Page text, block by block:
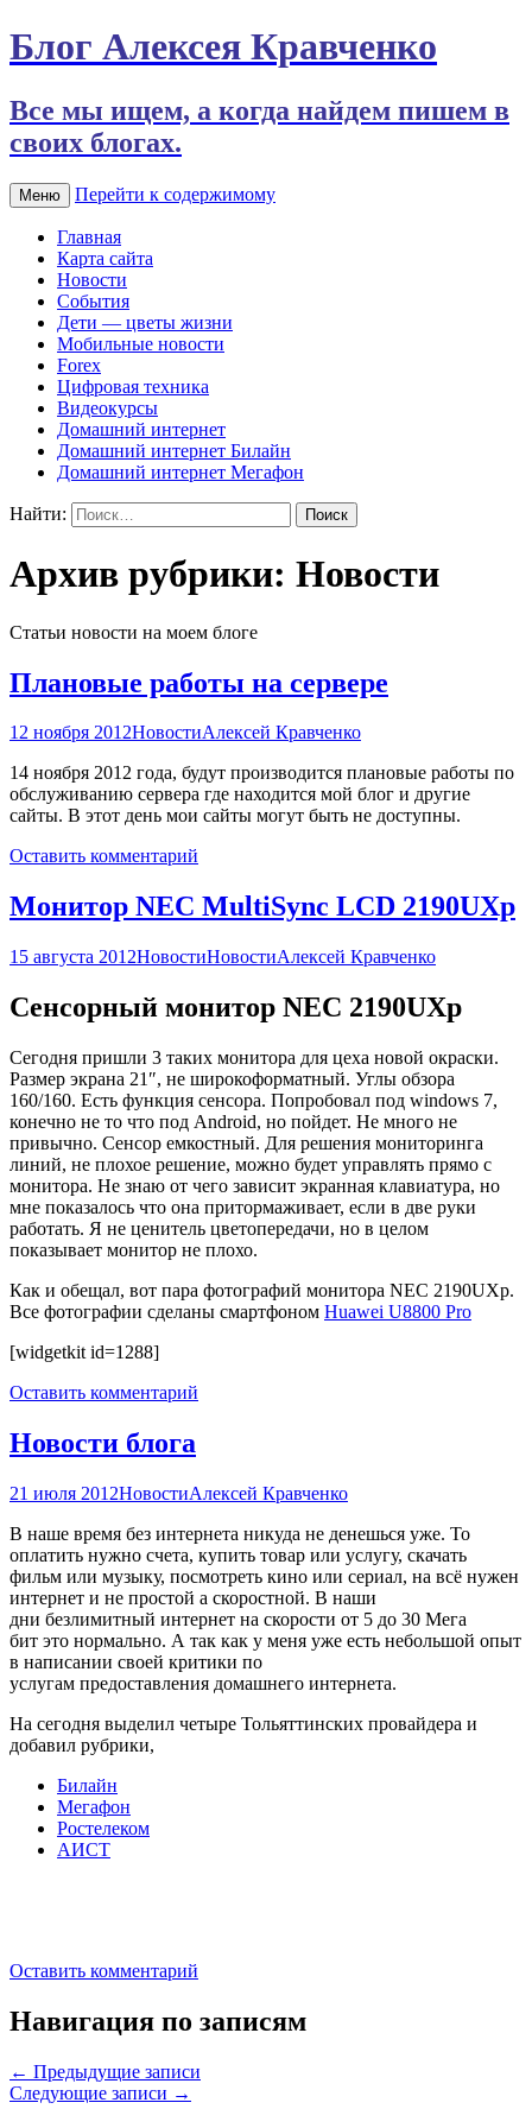
Блог Алексея Кравченко
Все мы ищем, а когда найдем пишем в
своих блогах.
Меню Перейти к содержимому
Главная
Карта сайта
Новости
События
Дети — цветы жизни
Мобильные новости
Forex
Цифровая техника
Видеокурсы
Домашний интернет
Домашний интернет Билайн
Домашний интернет Мегафон
Найти:
Архив рубрики: Новости
Статьи новости на моем блоге
Плановые работы на сервере
12 ноября 2012НовостиАлексей Кравченко
14 ноября 2012 года, будут производится плановые работы по
обслуживанию сервера где находится мой блог и другие
сайты. В этот день мои сайты могут быть не доступны.
Оставить комментарий
Монитор NEC MultiSync LCD 2190UXp
15 августа 2012НовостиНовостиАлексей Кравченко
Сенсорный монитор NEC 2190UXp
Сегодня пришли 3 таких монитора для цеха новой окраски.
Размер экрана 21″, не широкоформатный. Углы обзора
160/160. Есть функция сенсора. Попробовал под windows 7,
конечно не то что под Android, но пойдет. Не много не
привычно. Сенсор емкостный. Для решения мониторинга
линий, не плохое решение, можно будет управлять прямо с
монитора. Не знаю от чего зависит экранная клавиатура, но
мне показалось что она притормаживает, если в две руки
работать. Я не ценитель цветопередачи, но в целом
показывает монитор не плохо.
Как и обещал, вот пара фотографий монитора NEC 2190UXp.
Все фотографии сделаны смартфоном Huawei U8800 Pro
[widgetkit id=1288]
Оставить комментарий
Новости блога
21 июля 2012НовостиАлексей Кравченко
В наше время без интернета никуда не денешься уже. То
оплатить нужно счета, купить товар или услугу, скачать
фильм или музыку, посмотреть кино или сериал, на всё нужен
интернет и не простой а скоростной. В наши
дни безлимитный интернет на скорости от 5 до 30 Мега
бит это нормально. А так как у меня уже есть небольшой опыт
в написании своей критики по
услугам предоставления домашнего интернета.
На сегодня выделил четыре Тольяттинских провайдера и
добавил рубрики,
Билайн
Мегафон
Ростелеком
АИСТ
Оставить комментарий
Навигация по записям
← Предыдущие записи
Следующие записи →